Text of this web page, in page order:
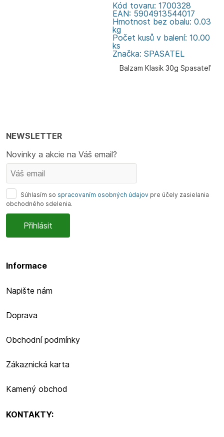
Kód tovaru: 1700328
EAN: 5904913544017
Hmotnost bez obalu: 0.03
kg
Počet kusů v balení: 10.00
ks
Značka: SPASATEL
Balzam Klasik 30g Spasateľ
NEWSLETTER
Novinky a akcie na Váš email?
Súhlasím so spracovaním osobných údajov pre účely zasielania
obchodného sdelenia.
Informace
Napište nám
Doprava
Obchodní podmínky
Zákaznická karta
Kamený obchod
KONTAKTY: